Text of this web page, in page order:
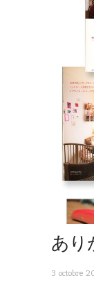
あり
3 octobre